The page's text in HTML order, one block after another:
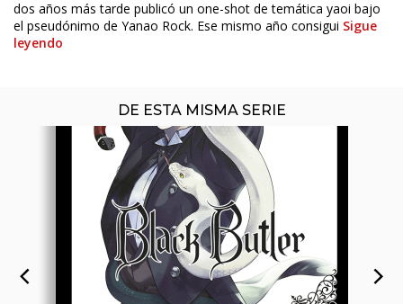
dos años más tarde publicó un one-shot de temática yaoi bajo
el pseudónimo de Yanao Rock. Ese mismo año consigui Sigue
leyendo
DE ESTA MISMA SERIE